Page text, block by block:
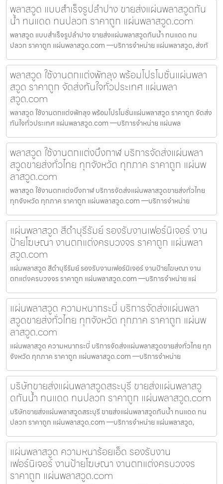
พลาสวูด แบบสำเร็จรูปลำปาง ขายส่งแผ่นพลาสวูดกัน
น้ำ ทนแดด ทนปลวก ราคาถูก แผ่นพลาสวูด.com
พลาสวูด แบบสำเร็จรูปลำปาง ขายส่งแผ่นพลาสวูดกันน้ำ ทนแดด ทน
ปลวก ราคาถูก แผ่นพลาสวูด.com —บริการจำหน่าย แผ่นพลาสวูด, ส่งทั
พลาสวูด ใช้งานตกแต่งพัทลุง พร้อมโปรโมชั่นแผ่นพลา
สวูด ราคาถูก จัดส่งทันใจทั่วประเทศ แผ่นพลา
สวูด.com
พลาสวูด ใช้งานตกแต่งพัทลุง พร้อมโปรโมชั่นแผ่นพลาสวูด ราคาถูก จัดส่ง
ทันใจทั่วประเทศ แผ่นพลาสวูด.com —บริการจำหน่าย แผ่นพล
พลาสวูด ใช้งานตกแต่งบึงกาฬ บริการจัดส่งแผ่นพลา
สวูดขายส่งทั่วไทย ทุกจังหวัด ทุกภาค ราคาถูก แผ่นพ
ลาสวูด.com
พลาสวูด ใช้งานตกแต่งบึงกาฬ บริการจัดส่งแผ่นพลาสวูดขายส่งทั่วไทย
ทุกจังหวัด ทุกภาค ราคาถูก แผ่นพลาสวูด.com —บริการจำหน่าย
แผ่นพลาสวูด สีดำบุรีรัมย์ รองรับงานเฟอร์นิเจอร์ งาน
ป้ายโฆษณา งานตกแต่งครบวงจร ราคาถูก แผ่นพลา
สวูด.com
แผ่นพลาสวูด สีดำบุรีรัมย์ รองรับงานเฟอร์นิเจอร์ งานป้ายโฆษณา งาน
ตกแต่งครบวงจร ราคาถูก แผ่นพลาสวูด.com —บริการจำหน่าย แผ่
แผ่นพลาสวูด ความหนากระบี่ บริการจัดส่งแผ่นพลา
สวูดขายส่งทั่วไทย ทุกจังหวัด ทุกภาค ราคาถูก แผ่นพ
ลาสวูด.com
แผ่นพลาสวูด ความหนากระบี่ บริการจัดส่งแผ่นพลาสวูดขายส่งทั่วไทย ทุก
จังหวัด ทุกภาค ราคาถูก แผ่นพลาสวูด.com —บริการจำหน่าย
บริษัทขายส่งแผ่นพลาสวูดสระบุรี ขายส่งแผ่นพลาสวู
ดกันน้ำ ทนแดด ทนปลวก ราคาถูก แผ่นพลาสวูด.com
บริษัทขายส่งแผ่นพลาสวูดสระบุรี ขายส่งแผ่นพลาสวูดกันน้ำ ทนแดด ทน
ปลวก ราคาถูก แผ่นพลาสวูด.com —บริการจำหน่าย แผ่นพลาสวูด,
แผ่นพลาสวูด ความหนาร้อยเอ็ด รองรับงาน
เฟอร์นิเจอร์ งานป้ายโฆษณา งานตกแต่งครบวงจร
ราคาถูก แผ่นพลาสวูด.com